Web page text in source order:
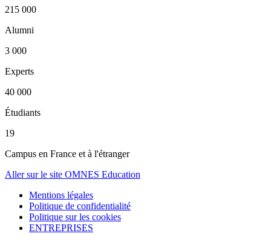
215 000
Alumni
3 000
Experts
40 000
Étudiants
19
Campus en France et à l'étranger
Aller sur le site OMNES Education
Mentions légales
Politique de confidentialité
Politique sur les cookies
ENTREPRISES